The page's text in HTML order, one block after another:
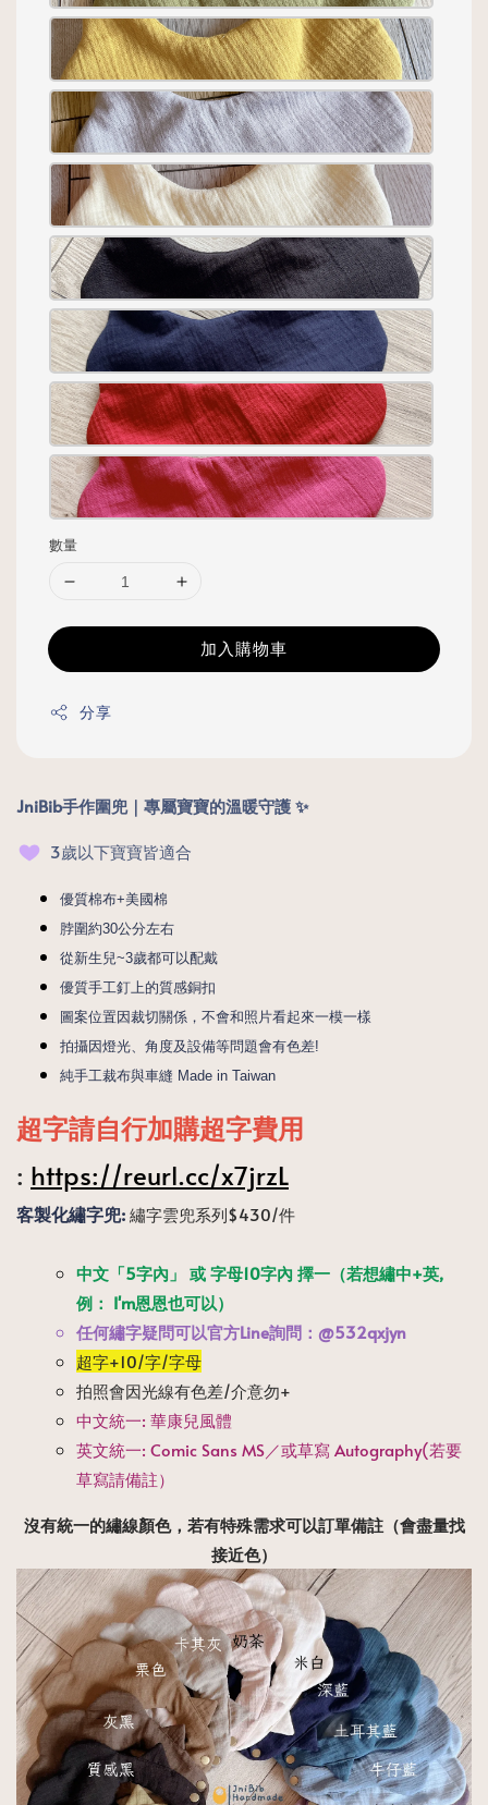
數量
加入購物車
分享
JniBib手作圍兜｜專屬寶寶的溫暖守護 ✨
3歲以下寶寶皆適合
優質棉布+美國棉
脖圍約30公分左右
從新生兒~3歲都可以配戴
優質手工釘上的質感銅扣
圖案位置因裁切關係，不會和照片看起來一模一樣
拍攝因燈光、角度及設備等問題會有色差!
純手工裁布與車縫 Made in Taiwan
超字請自行加購超字費用
: https://reurl.cc/x7jrzL
客製化繡字兜:繡字雲兜系列$430/件
中文「5字內」 或 字母10字內 擇一（若想繡中+英,
例： I'm恩恩也可以）
任何繡字疑問可以官方Line詢問：@532qxjyn
超字+10/字/字母
拍照會因光線有色差/介意勿+
中文統一: 華康兒風體
英文統一: Comic Sans MS／或草寫 Autography(若要
草寫請備註）
沒有統一的繡線顏色，若有特殊需求可以訂單備註（會盡量找
接近色）